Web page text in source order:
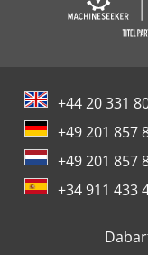
+44 20 331
+49 201 857
+49 201 857
+34 911 433